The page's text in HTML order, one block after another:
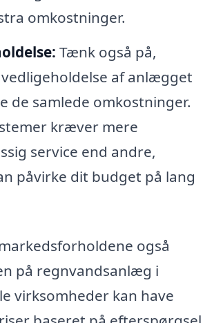
omkostninger.
Tænk også på,
af anlægget
de samlede omkostninger.
kræver mere
service end andre,
påvirke dit budget på lang
også
på regnvandsanlæg i
virksomheder kan have